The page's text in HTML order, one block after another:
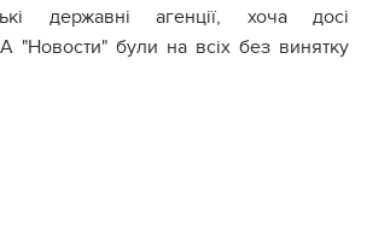
державні агенції, хоча досі
"Новости" були на всіх без винятку